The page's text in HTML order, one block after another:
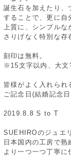
誕生石を加えたり、
することで、更に自
上質に、シンプルな
さりげなく特別な存
刻印は無料。
※15文字以内、大文
皆様がよく入れられ
ご記念日(結婚記念
2019.8.8 S to T
SUEHIROのジュエ
日本国内の工房で熟
より一つ一つ丁寧に